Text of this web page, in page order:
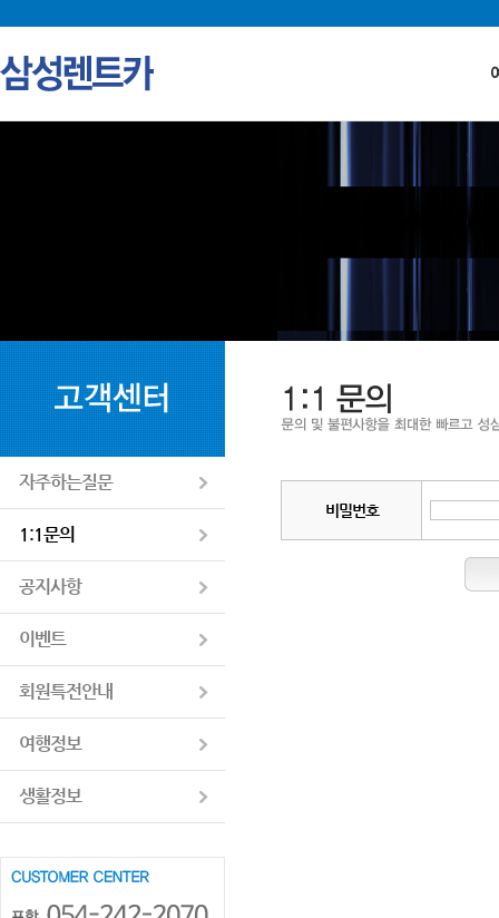
자주하는질문
1:1문의
공지사항
이벤트
회원특전안내
여행정보
생활정보
비밀번호